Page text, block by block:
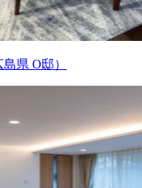
県 O邸）